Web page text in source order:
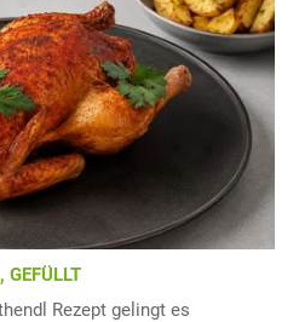
GEFÜLLT
Rezept gelingt es